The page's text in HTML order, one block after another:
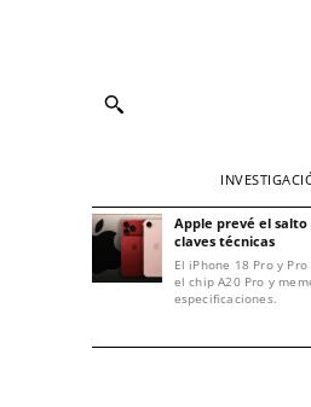
Apple prevé el salto
claves técnicas
El iPhone 18 Pro y
el chip A20 Pro y
especificaciones.